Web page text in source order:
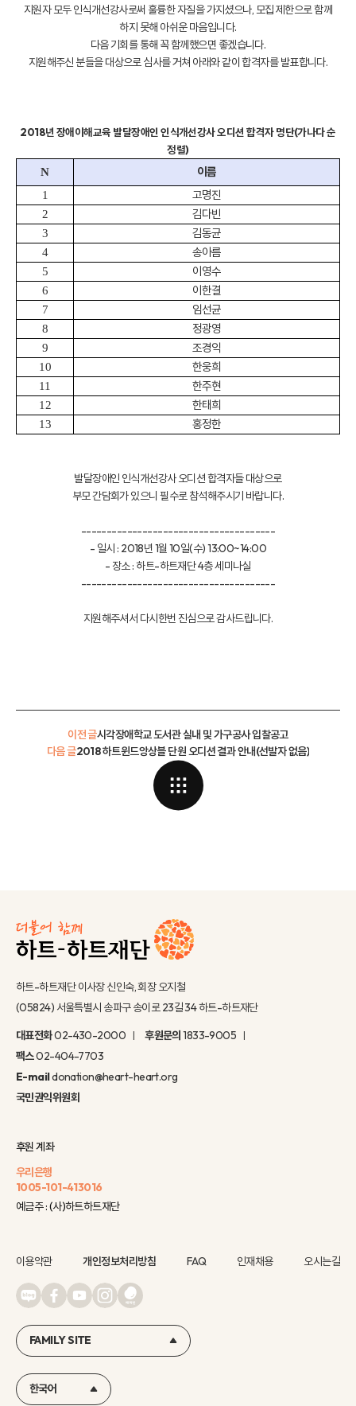
지원자 모두 인식개선강사로써 훌륭한 자질을 가지셨으나, 모집 제한으로 함께
하지 못해 아쉬운 마음입니다.
다음 기회를 통해 꼭 함께했으면 좋겠습니다.
지원해주신 분들을 대상으로 심사를 거쳐 아래와 같이 합격자를 발표합니다.
2018년 장애이해교육 발달장애인 인식개선강사 오디션 합격자 명단(가나다 순
정렬)
N
이름
1 고명진
2 김다빈
3 김동균
4 송아름
5 이영수
6 이한결
7 임선균
8 정광영
9 조경익
10 한웅희
11 한주현
12 한태희
13 홍정한
발달장애인 인식개선강사 오디션 합격자들 대상으로
부모 간담회가 있으니 필수로 참석해주시기 바랍니다.
--------------------------------------
- 일시 : 2018년 1월 10일(수) 13:00~14:00
- 장소 : 하트-하트재단 4층 세미나실
--------------------------------------
지원해주셔서 다시한번 진심으로 감사드립니다.
이전 글시각장애학교 도서관 실내 및 가구공사 입찰공고
2018 하트윈드앙상블 단원 오디션 결과 안내(선발자 없음)
다음 글
하트-하트재단 이사장 신인숙, 회장 오지철
(05824) 서울특별시 송파구 송이로 23길 34 하트-하트재단
대표전화02-430-2000 후원문의1833-9005
팩스02-404-7703
E-maildonation@heart-heart.org
국민권익위원회
후원 계좌
우리은행
1005-101-413016
예금주 : (사)하트하트재단
이용약관 개인정보처리방침 FAQ 인재채용 오시는길
FAMILY SITE
한국어